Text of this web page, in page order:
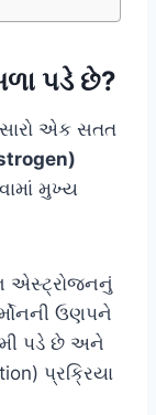
પડે છે?
એક સતત
મુખ્ય
એસ્ટ્રોજનનું
ઉણપને
પડે છે અને
પ્રક્રિયા